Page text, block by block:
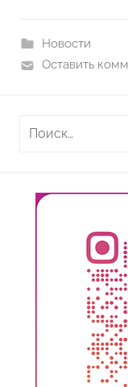
Новости
Оставить
Найти: